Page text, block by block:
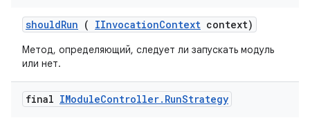
shouldRun ( IInvocationContext context)
Метод, определяющий, следует ли запускать модуль
или нет.
final IModuleController. RunStrategy